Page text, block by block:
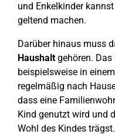
und Enkelkinder
geltend machen.
Darüber hinaus muss
Haushaltgehören. Das
beispielsweise in
regelmäßig nach
dass eine
Kind genutzt wird und
Wohl des Kindes trägst.